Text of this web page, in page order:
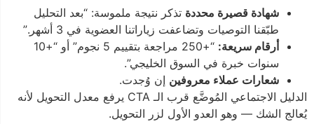
شهادة قصيرة محددةتذكر نتيجة ملموسة: “بعد التحليل
طبّقنا التوصيات وتضاعفت زياراتنا العضوية في 3 أشهر.”
أرقام سريعة:
“+250 مراجعة بتقييم 5 نجوم” أو “+10
سنوات خبرة في السوق الخليجي”.
شعارات عملاء معروفينإن وُجدت.
الدليل الاجتماعي المُوضَّع قرب الـ CTA يرفع معدل التحويل لأنه
يُعالج الشك — وهو العدو الأول لزر التحويل.